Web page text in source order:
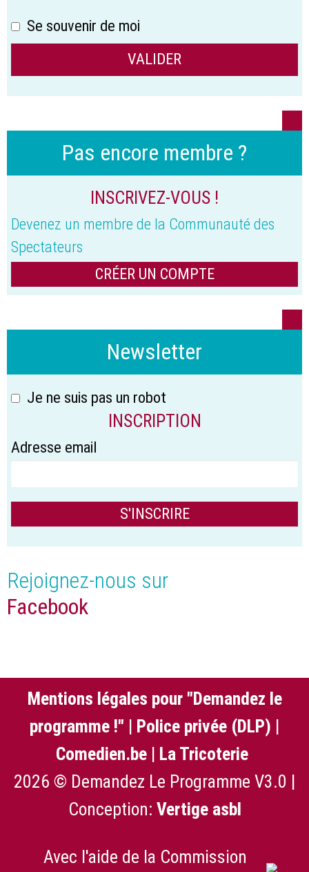
Se souvenir de moi
Pas encore membre ?
INSCRIVEZ-VOUS !
Devenez un membre de la Communauté des
Spectateurs
CRÉER UN COMPTE
Newsletter
Je ne suis pas un robot
INSCRIPTION
Adresse email
Rejoignez-nous sur
Facebook
Mentions légales pour "Demandez le
programme !" | Police privée (DLP) |
Comedien.be | La Tricoterie
2026 © Demandez Le Programme V3.0 |
Conception: Vertige asbl
Avec l'aide de la Commission